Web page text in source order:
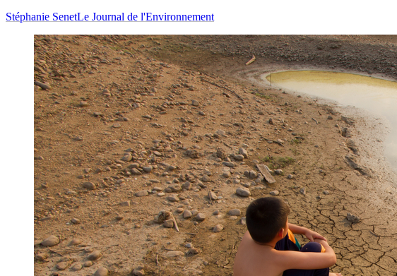
Stéphanie SenetLe Journal de l'Environnement